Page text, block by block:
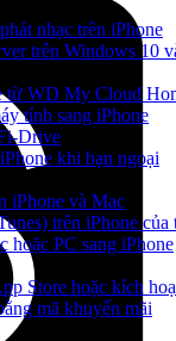
nhạc trên iPhone
trên Windows 10
từ WD My Cloud
tính sang iPhone
Drive
khi bạn ngoại
iPhone và Mac
trên iPhone của
hoặc PC sang iPhone
Store hoặc kích
mã khuyến mãi